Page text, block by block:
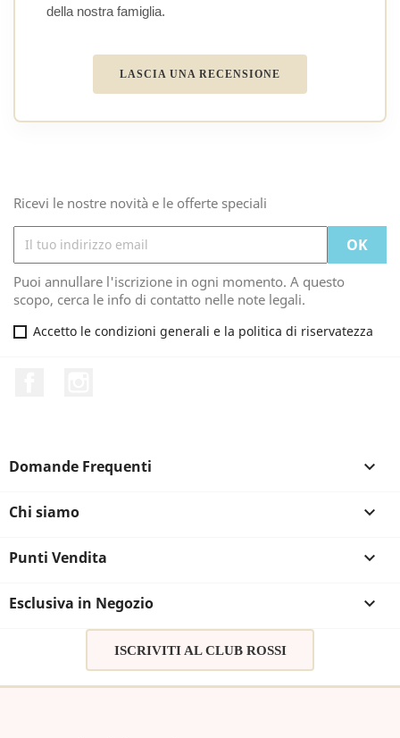
della nostra famiglia.
LASCIA UNA RECENSIONE
Ricevi le nostre novità e le offerte speciali
Puoi annullare l'iscrizione in ogni momento. A questo
scopo, cerca le info di contatto nelle note legali.
Accetto le condizioni generali e la politica di riservatezza
Domande Frequenti 
Chi siamo 
Punti Vendita 
Esclusiva in Negozio 
ISCRIVITI AL CLUB ROSSI